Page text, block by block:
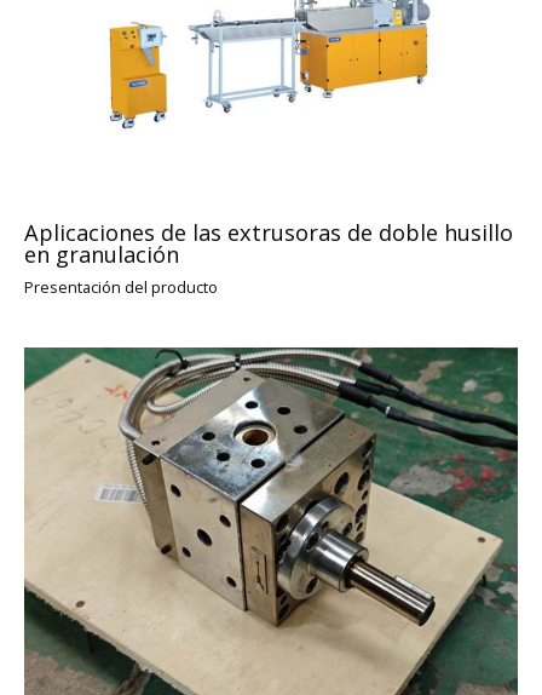
Aplicaciones de las extrusoras de doble husillo
en granulación
Presentación del producto